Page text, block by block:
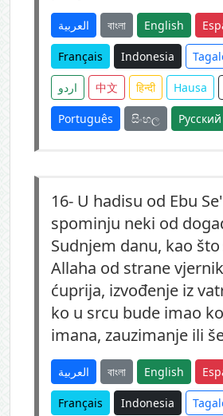
العربية বাংলা English
Français Indonesia
اردو 中文 हिन्दी Hausa
Português සිංහල Русский
16- U hadisu od Ebu
spominju neki od
Sudnjem danu, kao
Allaha od strane
ćuprija, izvođenje iz
ko u srcu bude imao
imana, zauzimanje ili
العربية বাংলা English
Français Indonesia